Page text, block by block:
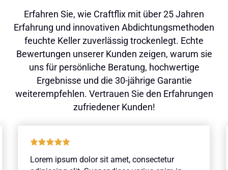
Erfahren Sie, wie Craftflix mit über 25 Jahren
Erfahrung und innovativen Abdichtungsmethoden
feuchte Keller zuverlässig trockenlegt. Echte
Bewertungen unserer Kunden zeigen, warum sie
uns für persönliche Beratung, hochwertige
Ergebnisse und die 30-jährige Garantie
weiterempfehlen. Vertrauen Sie den Erfahrungen
zufriedener Kunden!
Lorem ipsum dolor sit amet, consectetur